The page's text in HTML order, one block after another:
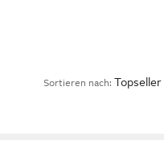
Sortieren nach: Topseller